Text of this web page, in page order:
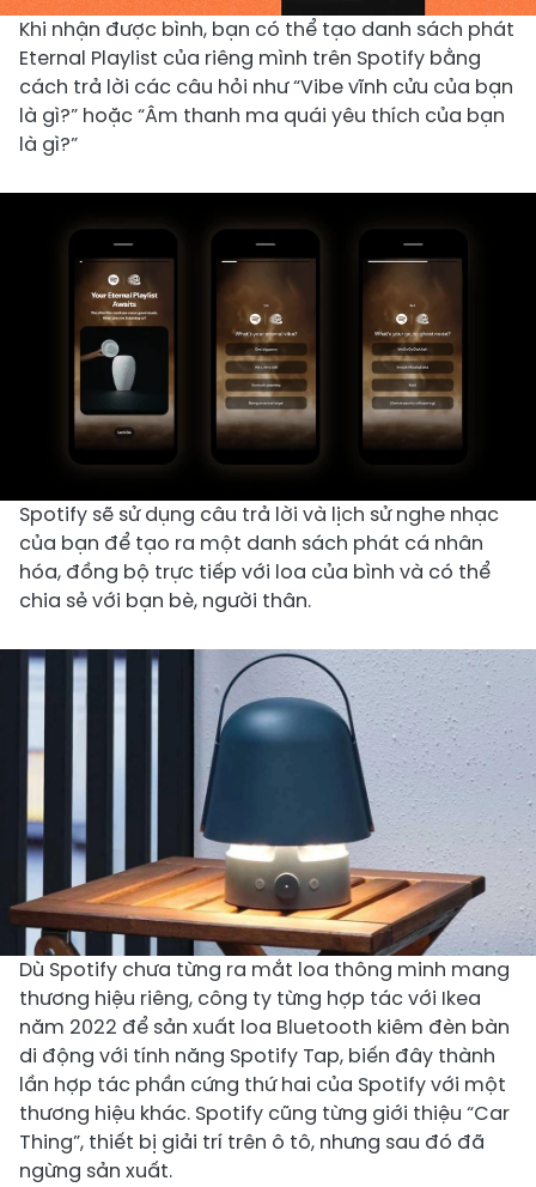
Khi nhận được bình, bạn có thể tạo danh sách phát
Eternal Playlist của riêng mình trên Spotify bằng
cách trả lời các câu hỏi như “Vibe vĩnh cửu của bạn
là gì?” hoặc “Âm thanh ma quái yêu thích của bạn
là gì?”
Spotify sẽ sử dụng câu trả lời và lịch sử nghe nhạc
của bạn để tạo ra một danh sách phát cá nhân
hóa, đồng bộ trực tiếp với loa của bình và có thể
chia sẻ với bạn bè, người thân.
Dù Spotify chưa từng ra mắt loa thông minh mang
thương hiệu riêng, công ty từng hợp tác với Ikea
năm 2022 để sản xuất loa Bluetooth kiêm đèn bàn
di động với tính năng Spotify Tap, biến đây thành
lần hợp tác phần cứng thứ hai của Spotify với một
thương hiệu khác. Spotify cũng từng giới thiệu “Car
Thing”, thiết bị giải trí trên ô tô, nhưng sau đó đã
ngừng sản xuất.